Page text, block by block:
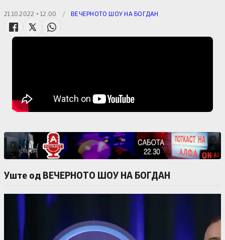
21.10.2022 • 12:00 / ВЕЧЕРНОТО ШОУ НА БОГДАН
Уште од ВЕЧЕРНОТО ШОУ НА БОГДАН